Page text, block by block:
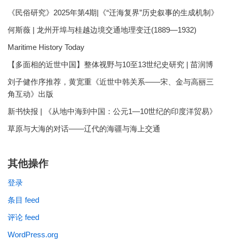
《民俗研究》2025年第4期|《“迁海复界”历史叙事的生成机制》
何斯薇 | 龙州开埠与桂越边境交通地理变迁(1889—1932)
Maritime History Today
【多面相的近世中国】整体视野与10至13世纪史研究 | 苗润博
刘子健作序推荐，黄宽重《近世中韩关系——宋、金与高丽三
角互动》出版
新书快报 | 《从地中海到中国：公元1—10世纪的印度洋贸易》
草原与大海的对话——辽代的海疆与海上交通
其他操作
登录
条目 feed
评论 feed
WordPress.org